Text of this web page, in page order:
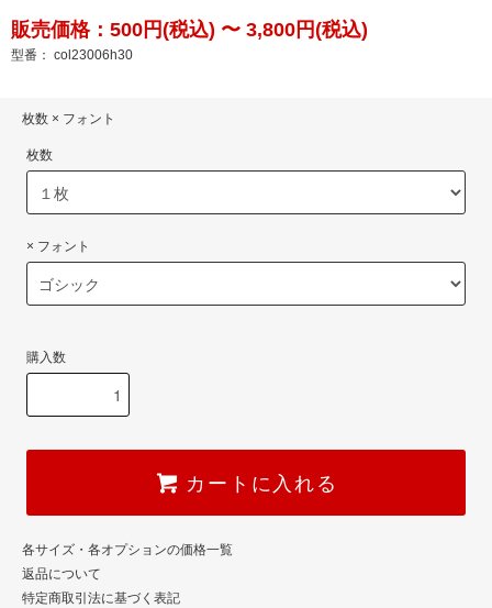
販売価格：500円(税込) 〜 3,800円(税込)
型番： col23006h30
枚数 × フォント
枚数
× フォント
購入数
カートに入れる
各サイズ・各オプションの価格一覧
返品について
特定商取引法に基づく表記